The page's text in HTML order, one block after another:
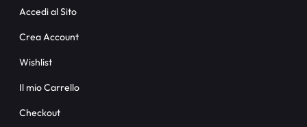
Accedi al Sito
Crea Account
Wishlist
Il mio Carrello
Checkout